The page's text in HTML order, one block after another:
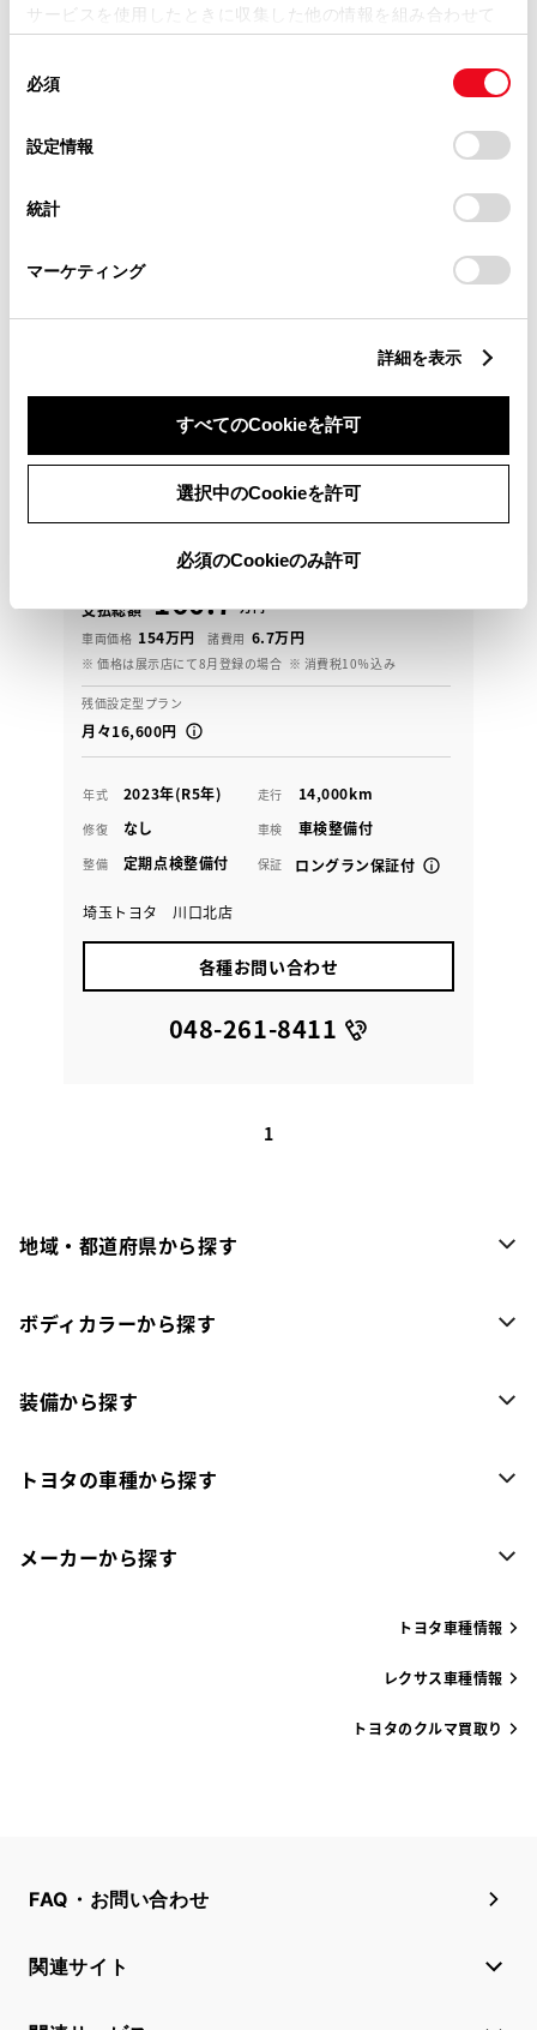
サービスを使用したときに収集した他の情報を組み合わせて
使用することがあります。当ウェブサイトの使用を続行する
デバイスにすべてのCookie(クッキー)が保存されることに同
意したことになります。Cookie(クッキー)のオプトアウト、
設定の変更、同意を撤回したりするにあたっては、当社の
「Cookie（クッキー）情報の取り扱いについて
」をご覧くだ
必須
設定情報
統計
マーケティング
詳細を表示
すべてのCookieを許可
選択中のCookieを許可
必須のCookieのみ許可
タント ファンクロスターボ
関東１都６県にお住まいのお客様でご来店頂ける場合
の販売に限らせて頂きます
支払総額 160.7 万円
車両価格 154万円 諸費用 6.7万円
※ 価格は展示店にて8月登録の場合 ※ 消費税10％込み
残価設定型プラン
月々16,600円
年式 2023年(R5年) 走行 14,000km
修復 なし 車検 車検整備付
整備 定期点検整備付 保証 ロングラン保証付
埼玉トヨタ 川口北店
各種お問い合わせ
048-261-8411
1
地域・都道府県から探す
ボディカラーから探す
装備から探す
トヨタの車種から探す
メーカーから探す
トヨタ車種情報
レクサス車種情報
トヨタのクルマ買取り
FAQ・お問い合わせ
関連サイト